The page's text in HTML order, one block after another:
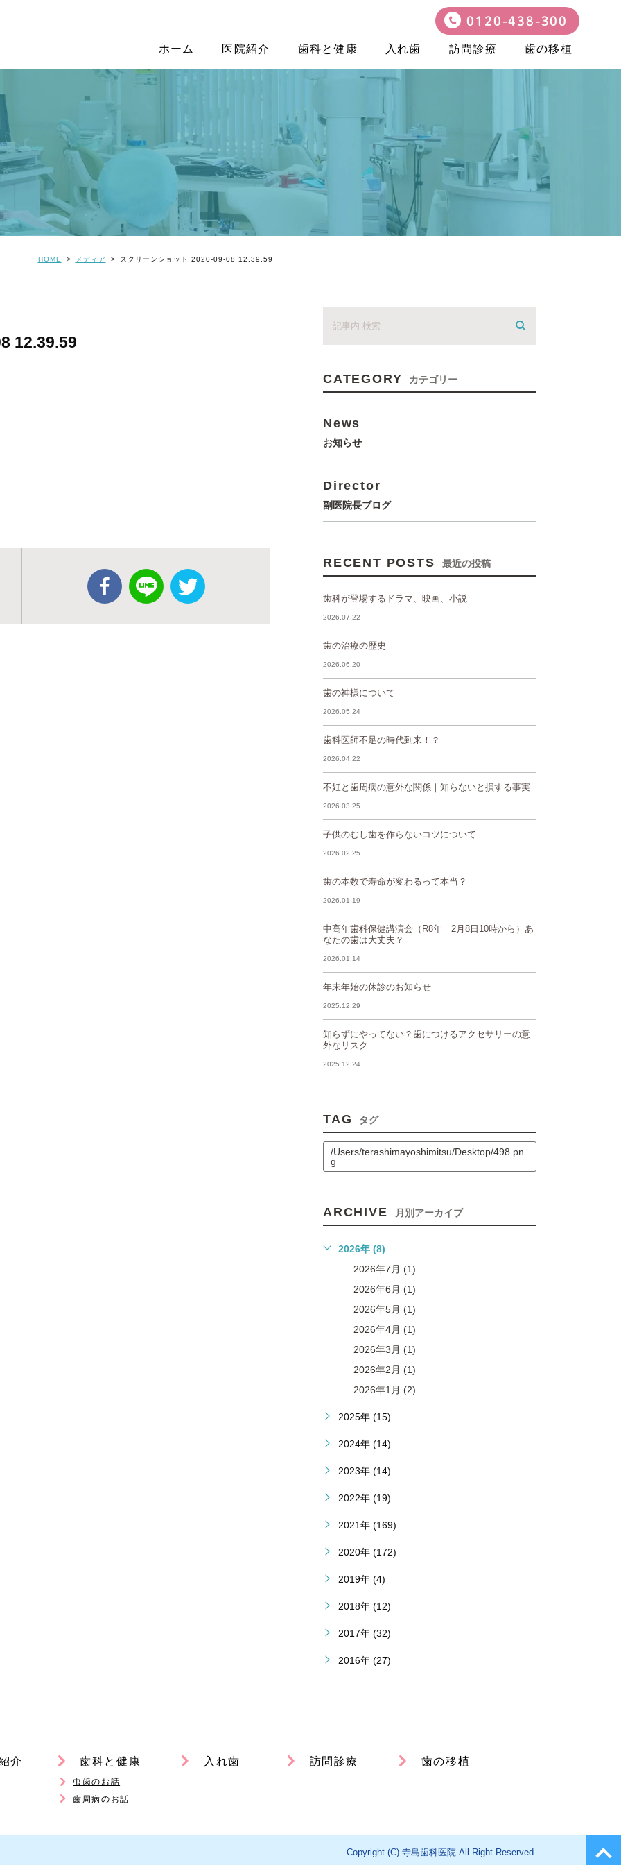
0120-438-300
ホーム 医院紹介 歯科と健康 入れ歯 訪問診療 歯の移植
HOME メディア スクリーンショット 2020-09-08 12.39.59
12.39.59
CATEGORY カテゴリー
News
お知らせ
Director
副医院長ブログ
RECENT POSTS 最近の投稿
歯科が登場するドラマ、映画、小説
2026.07.22
歯の治療の歴史
2026.06.20
歯の神様について
2026.05.24
歯科医師不足の時代到来！？
2026.04.22
不妊と歯周病の意外な関係｜知らないと損する事実
2026.03.25
子供のむし歯を作らないコツについて
2026.02.25
歯の本数で寿命が変わるって本当？
2026.01.19
中高年歯科保健講演会（R8年 2月8日10時から）あ
なたの歯は大丈夫？
2026.01.14
年末年始の休診のお知らせ
2025.12.29
知らずにやってない？歯につけるアクセサリーの意
外なリスク
2025.12.24
TAG タグ
/Users/terashimayoshimitsu/Desktop/498.pn
g
ARCHIVE 月別アーカイブ
2026年 (8)
2026年7月 (1)
2026年6月 (1)
2026年5月 (1)
2026年4月 (1)
2026年3月 (1)
2026年2月 (1)
2026年1月 (2)
2025年 (15)
2024年 (14)
2023年 (14)
2022年 (19)
2021年 (169)
2020年 (172)
2019年 (4)
2018年 (12)
2017年 (32)
2016年 (27)
介 歯科と健康
虫歯のお話
歯周病のお話
入れ歯 訪問診療 歯の移植
Copyright (C) 寺島歯科医院 All Right Reserved.